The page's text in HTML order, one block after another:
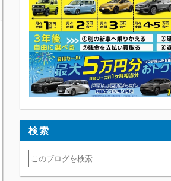
検索